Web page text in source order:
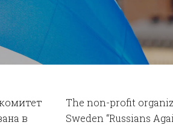
в
The non-profit
Sweden “Russians